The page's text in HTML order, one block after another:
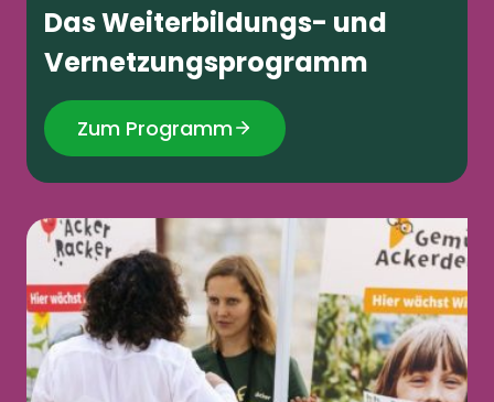
Das Weiterbildungs- und
Vernetzungsprogramm
Zum Programm